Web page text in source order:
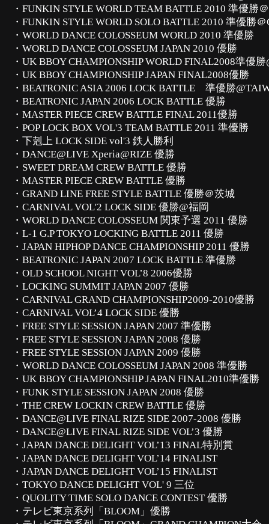
・FUNKIN STYLE WORLD TEAM BATTLE 2010 準優勝
・FUNKIN STYLE WORLD SOLO BATTLE 2010 準優勝
・WORLD DANCE COLOSSEUM WORLD 2010 準優勝
・WORLD DANCE COLOSSEUM JAPAN 2010 優勝
・UK BBOY CHAMPIONSHIP WORLD FINAL2008準優
・UK BBOY CHAMPIONSHIP JAPAN FINAL2008優勝
・BEATRONIC ASIA 2006 LOCK BATTLE 準優勝
・BEATRONIC JAPAN 2006 LOCK BATTLE 優勝
・MASTER PIECE CREW BATTLE FINAL 2011優勝
・POP LOCK BOX VOL'3 TEAM BATTLE 2011 準優勝
・下剋上 LOCK SIDE vol'3 鉄人勝利
・DANCE@LIVE Xperia@RIZE 優勝
・SWEET DREAM CREW BATTLE 優勝
・MASTER PIECE CREW BATTLE 優勝
・GRAND LINE FREE STYLE BATTLE 優勝＠茨城
・CARNIVAL VOL'2 LOCK SIDE 優勝@福岡
・WORLD DANCE COLOSSEUM 関東予選 2011 優勝
・L-1 G.P TOKYO LOCKING BATTLE 2011 優勝
・JAPAN HIPHOP DANCE CHAMPIONSHIP 2011 優勝
・BEATRONIC JAPAN 2007 LOCK BATTLE 準優勝
・OLD SCHOOL NIGHT VOL’8 2006優勝
・LOCKING SUMMIT JAPAN 2007 優勝
・CARNIVAL GRAND CHAMPIONSHIP2009-2010優勝
・CARNIVAL VOL’4 LOCK SIDE 優勝
・FREE STYLE SESSION JAPAN 2007 準優勝
・FREE STYLE SESSION JAPAN 2008 優勝
・FREE STYLE SESSION JAPAN 2009 優勝
・WORLD DANCE COLOSSEUM JAPAN 2008 準優勝
・UK BBOY CHAMPIONSHIP JAPAN FINAL2010準優勝
・FUNK STYLE SESSION JAPAN 2008 優勝
・THE CREW LOCKIN CREW BATTLE 優勝
・DANCE@LIVE FINAL RIZE SIDE 2007-2008 優勝
・DANCE@LIVE FINAL RIZE SIDE VOL’3 優勝
・JAPAN DANCE DELIGHT VOL’13 FINAL特別賞
・JAPAN DANCE DELIGHT VOL’14 FINALIST
・JAPAN DANCE DELIGHT VOL’15 FINALIST
・TOKYO DANCE DELIGHT VOL' 9 三位
・QUOLITY TIME SOLO DANCE CONTEST 優勝
・テレビ東京系列「BLOOM」優勝